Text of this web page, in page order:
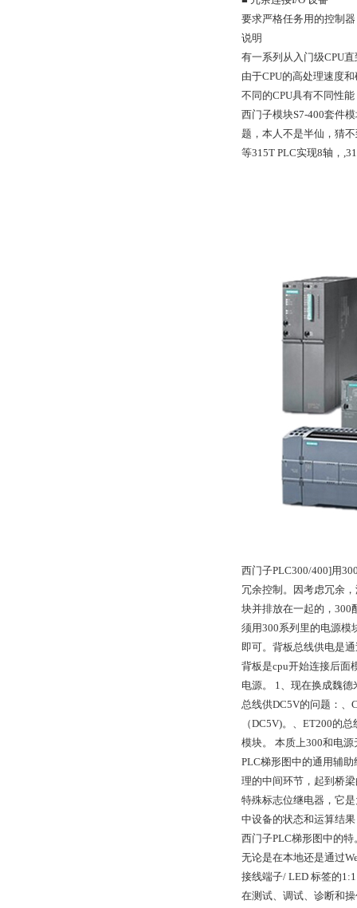
要求严格任务用的控制器
说明
有一系列从入门级CPU
由于CPU的高处理速度
不同的CPU具有不同性
西门子模块S7-400套件
题，本人不是半仙，猜
等315T PLC实现8轴，
西门子PLC300/400]用
冗余控制。因考虑冗余
块并排放在一起的，300
须用300系列里的电源模
即可。背板总线供电是
背板是cpu开始连接后面
电源。 1、现在换成魏
总线供DC5V的问题：、
（DC5V)。、ET200的
模块。 本质上300和电
PLC梯形图中的通用辅
理的中间环节，起到桥
特殊标志位继电器，它
中设备的状态和运算结
西门子PLC梯形图中的特
无论是在本地还是通过
接线端子/ LED 标签的
在测试、调试、诊断和